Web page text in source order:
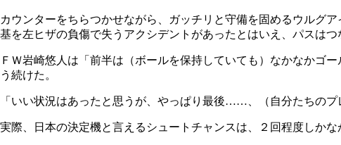
カウンターをちらつかせながら、ガッチリと守備を固めるウルグ
基を左ヒザの負傷で失うアクシデントがあったとはいえ、パスはつ
ＦＷ岩崎悠人は「前半は（ボールを保持していても）なかなかゴ
う続けた。
「いい状況はあったと思うが、やっぱり最後……、（自分たちのプ
実際、日本の決定機と言えるシュートチャンスは、２回程度しかな